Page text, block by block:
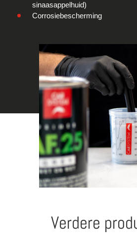
sinaasappelhuid)
Corrosiebescherming
Verdere